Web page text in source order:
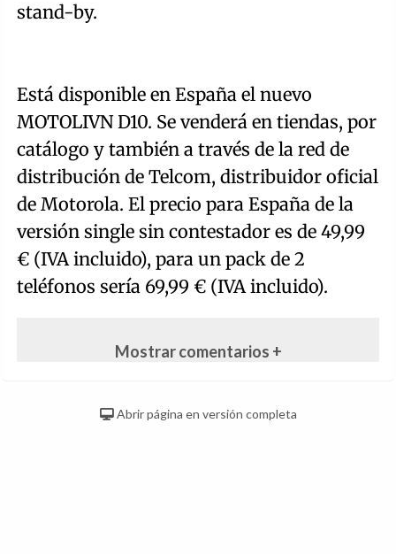
stand-by.
Está disponible en España el nuevo
MOTOLIVN D10. Se venderá en tiendas, por
catálogo y también a través de la red de
distribución de Telcom, distribuidor oficial
de Motorola. El precio para España de la
versión single sin contestador es de 49,99
€ (IVA incluido), para un pack de 2
teléfonos sería 69,99 € (IVA incluido).
Mostrar comentarios +
Abrir página en versión completa